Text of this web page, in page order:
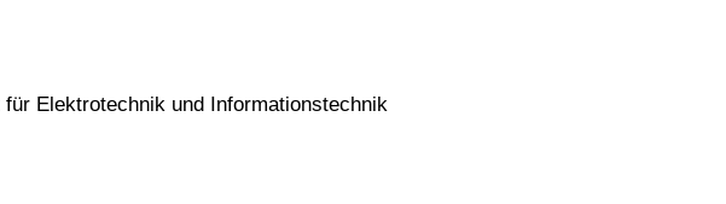
Elektrotechnik und Informationstechnik